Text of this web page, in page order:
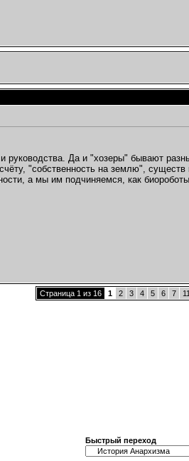
руководства. Да и "хозеры" бывают
"собственность на землю", существ
а мы им подчиняемся, как
Страница 1 из 16 1 2 3 4 5 6 7 11
Быстрый переход